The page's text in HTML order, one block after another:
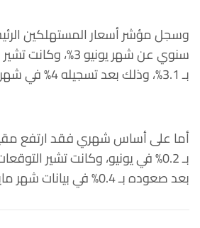
وسجل مؤشر أسعار المستهلكين
سنوي عن شهر يونيو
بـ 3.1%، وذلك بعد تسجيله 4% في شهر مايو الماضي.
أما على أساس شهري فقد ارتفع
بعد صعوده بـ 0.4% في بيانات شهر مايو.